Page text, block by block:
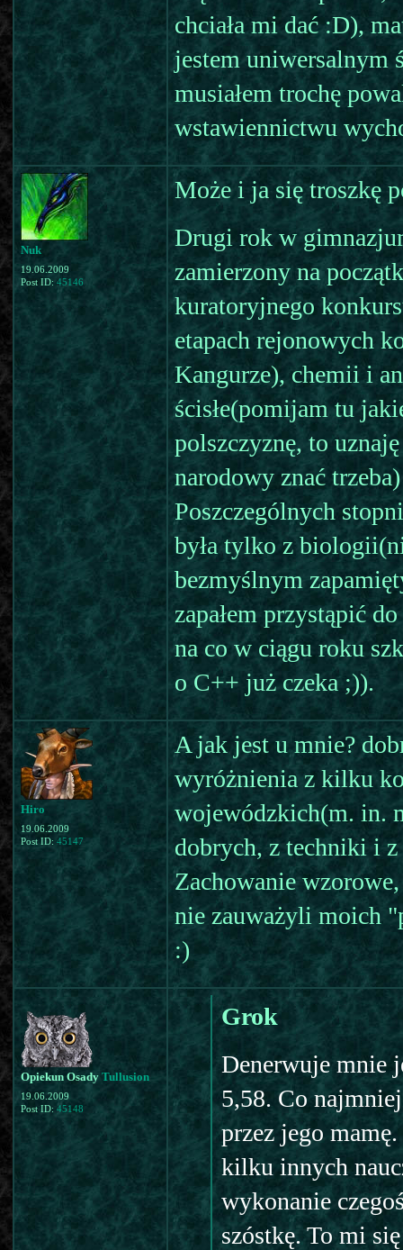
chciała mi dać :D),
jestem uniwersalnym
musiałem trochę
wstawiennictwu
Nuk
19.06.2009
Post ID: 45146
Może i ja się troszkę
Drugi rok w
zamierzony na
kuratoryjnego
etapach rejonowych
Kangurze), chemii i
ścisłe(pomijam tu
polszczyznę, to
narodowy znać
Poszczególnych
była tylko z
bezmyślnym
zapałem przystąpić
na co w ciągu roku
o C++ już czeka ;)).
Hiro
19.06.2009
Post ID: 45147
A jak jest u mnie?
wyróżnienia z kilku
wojewódzkich(m. in.
dobrych, z techniki i
Zachowanie
nie zauważyli moich
:)
Opiekun Osady Tullusion
19.06.2009
Post ID: 45148
Grok
Denerwuje mnie
5,58. Co
przez jego
kilku innych
wykonanie
szóstkę. To mi